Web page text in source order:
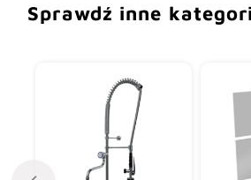
Sprawdź inne